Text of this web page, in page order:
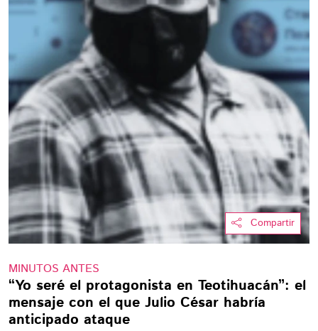
Compartir
MINUTOS ANTES
“Yo seré el protagonista en Teotihuacán”: el
mensaje con el que Julio César habría
anticipado ataque